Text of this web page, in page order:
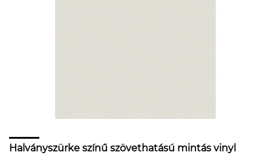
Halványszürke színű szövethatású mintás vinyl